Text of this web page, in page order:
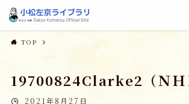
TOP
19700824Clarke2（ＮＨ
2021年8月27日